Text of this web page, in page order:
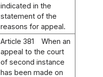
indicated in the
statement of the
reasons for appeal.
Article 381
When an
appeal to the court
of second instance
has been made on